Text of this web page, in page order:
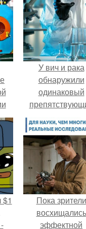
У вич и рака
обнаружили
одинаковый
лечению
Пока зрители
восхищались
эффектной